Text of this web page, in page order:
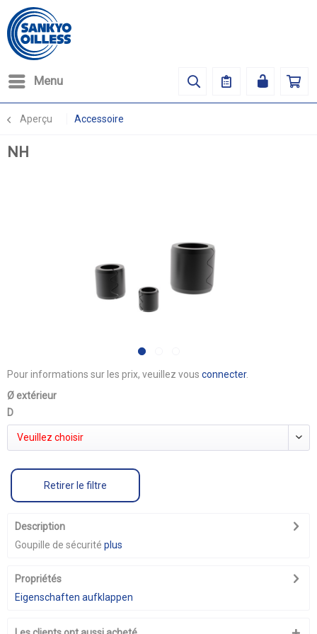
Menu
Aperçu Accessoire
NH
Pour informations sur les prix, veuillez vous connecter.
Ø extérieur
D
Veuillez choisir
Retirer le filtre
Description
Goupille de sécurité plus
Propriétés
Eigenschaften aufklappen